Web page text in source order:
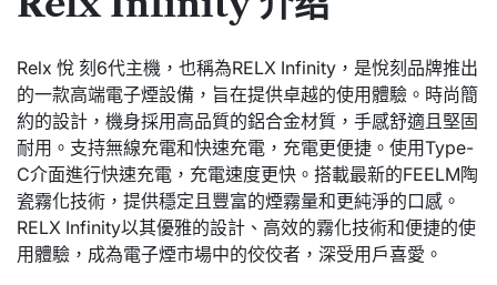
Relx 悅 刻6代主機，也稱為RELX Infinity，是悅刻品牌推出
的一款高端電子煙設備，旨在提供卓越的使用體驗。時尚簡
約的設計，機身採用高品質的鋁合金材質，手感舒適且堅固
耐用。支持無線充電和快速充電，充電更便捷。使用Type-
C介面進行快速充電，充電速度更快。搭載最新的FEELM陶
瓷霧化技術，提供穩定且豐富的煙霧量和更純淨的口感。
RELX Infinity以其優雅的設計、高效的霧化技術和便捷的使
用體驗，成為電子煙市場中的佼佼者，深受用戶喜愛。